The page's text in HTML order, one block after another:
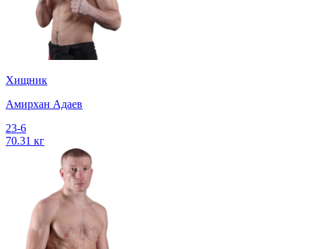
Хищник
Амирхан Адаев
23-6
70.31 кг